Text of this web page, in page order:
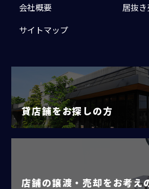
会社概要
居抜
サイトマップ
貸店舗をお探しの方
店舗の譲渡・売却をお考え